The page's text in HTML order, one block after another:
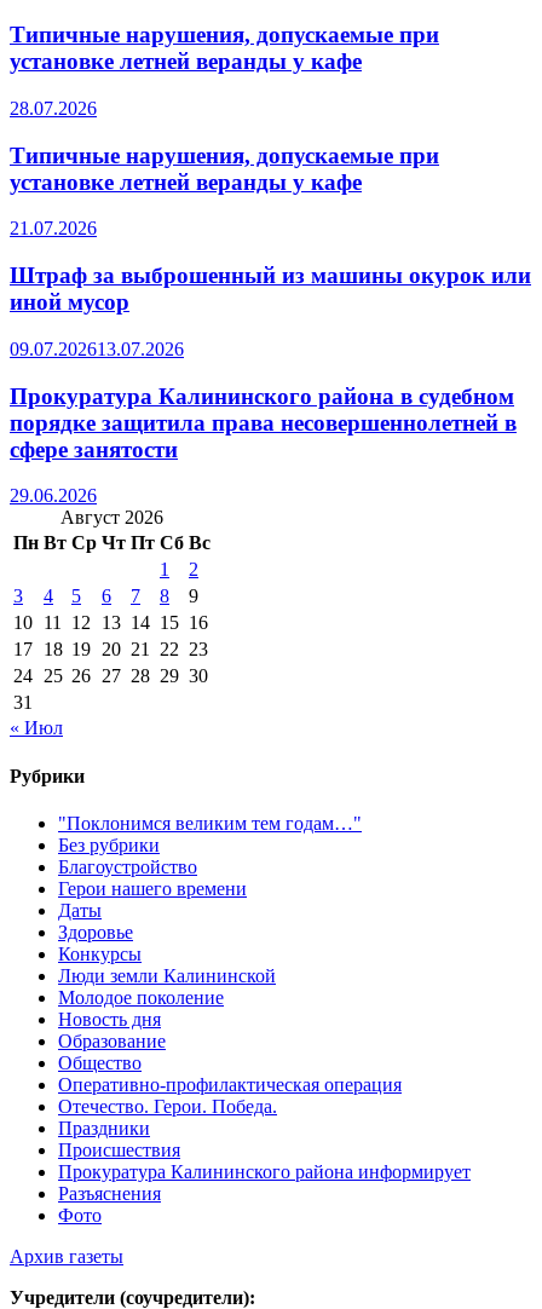
Типичные нарушения, допускаемые при
установке летней веранды у кафе
28.07.2026
Типичные нарушения, допускаемые при
установке летней веранды у кафе
21.07.2026
Штраф за выброшенный из машины окурок или
иной мусор
09.07.202613.07.2026
Прокуратура Калининского района в судебном
порядке защитила права несовершеннолетней в
сфере занятости
29.06.2026
Август 2026
Пн Вт Ср Чт Пт Сб Вс
1
2
3
4 5 6 7 8
9
10 11 12 13 14 15 16
17 18 19 20 21 22 23
24 25 26 27 28 29 30
31
« Июл
Рубрики
"Поклонимся великим тем годам…"
Без рубрики
Благоустройство
Герои нашего времени
Даты
Здоровье
Конкурсы
Люди земли Калининской
Молодое поколение
Новость дня
Образование
Общество
Оперативно-профилактическая операция
Отечество. Герои. Победа.
Праздники
Происшествия
Прокуратура Калининского района информирует
Разъяснения
Фото
Архив газеты
Учредители (соучредители):